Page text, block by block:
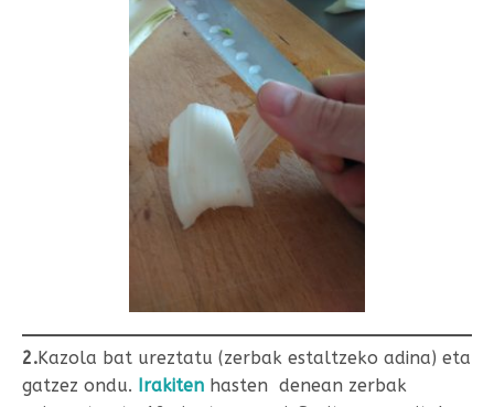
2.Kazola bat ureztatu (zerbak estaltzeko adina) eta
gatzez ondu. Irakiten hasten denean zerbak